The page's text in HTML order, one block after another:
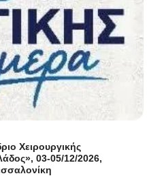
Χειρουργικής
03-05/12/2026,